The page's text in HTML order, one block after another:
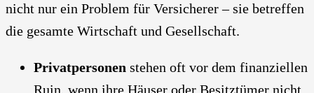
nicht nur ein Pro­blem für Ver­si­che­rer – sie betref­fen
die gesam­te Wirt­schaft und Gesell­schaft.
Pri­vat­per­so­nen ste­hen oft vor dem finan­zi­el­len
Ruin, wenn ihre Häu­ser oder Besitz­tü­mer nicht